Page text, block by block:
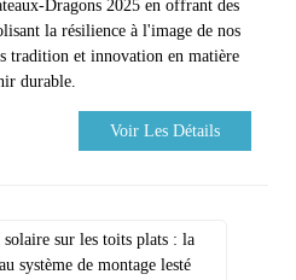
Dragons 2025 en offrant des
la résilience à l'image de nos
tradition et innovation en matière
durable.
Voir Les Détails